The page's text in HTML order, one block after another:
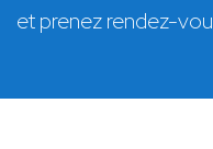
et prenez rendez-